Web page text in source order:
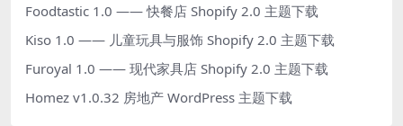
Foodtastic 1.0 —— 快餐店 Shopify 2.0 主题下载
Kiso 1.0 —— 儿童玩具与服饰 Shopify 2.0 主题下载
Furoyal 1.0 —— 现代家具店 Shopify 2.0 主题下载
Homez v1.0.32 房地产 WordPress 主题下载